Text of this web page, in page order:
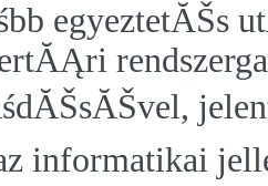
egyeztetĂŠs
informatikai